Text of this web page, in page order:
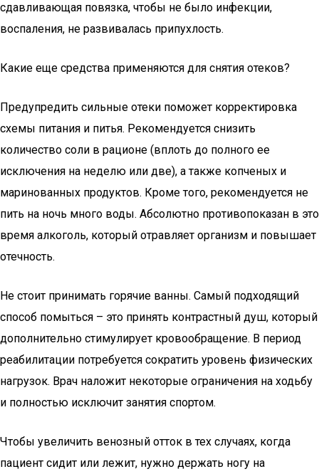
сдавливающая повязка, чтобы не было инфекции,
воспаления, не развивалась припухлость.
Какие еще средства применяются для снятия отеков?
Предупредить сильные отеки поможет корректировка
схемы питания и питья. Рекомендуется снизить
количество соли в рационе (вплоть до полного ее
исключения на неделю или две), а также копченых и
маринованных продуктов. Кроме того, рекомендуется не
пить на ночь много воды. Абсолютно противопоказан в это
время алкоголь, который отравляет организм и повышает
отечность.
Не стоит принимать горячие ванны. Самый подходящий
способ помыться – это принять контрастный душ, который
дополнительно стимулирует кровообращение. В период
реабилитации потребуется сократить уровень физических
нагрузок. Врач наложит некоторые ограничения на ходьбу
и полностью исключит занятия спортом.
Чтобы увеличить венозный отток в тех случаях, когда
пациент сидит или лежит, нужно держать ногу на